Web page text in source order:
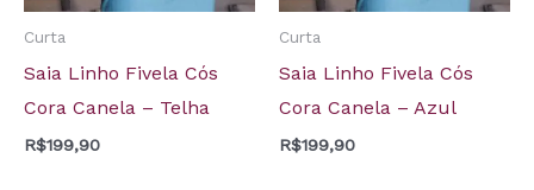
Curta
Saia Linho Fivela Cós
Cora Canela – Telha
R$199,90
Curta
Saia Linho Fivela Cós
Cora Canela – Azul
R$199,90